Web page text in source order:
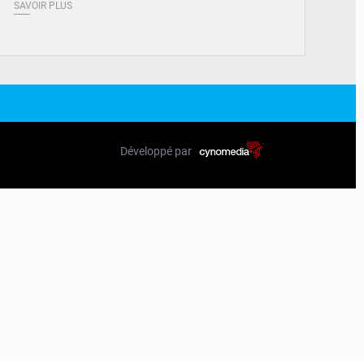
SAVOIR PLUS
Développé par